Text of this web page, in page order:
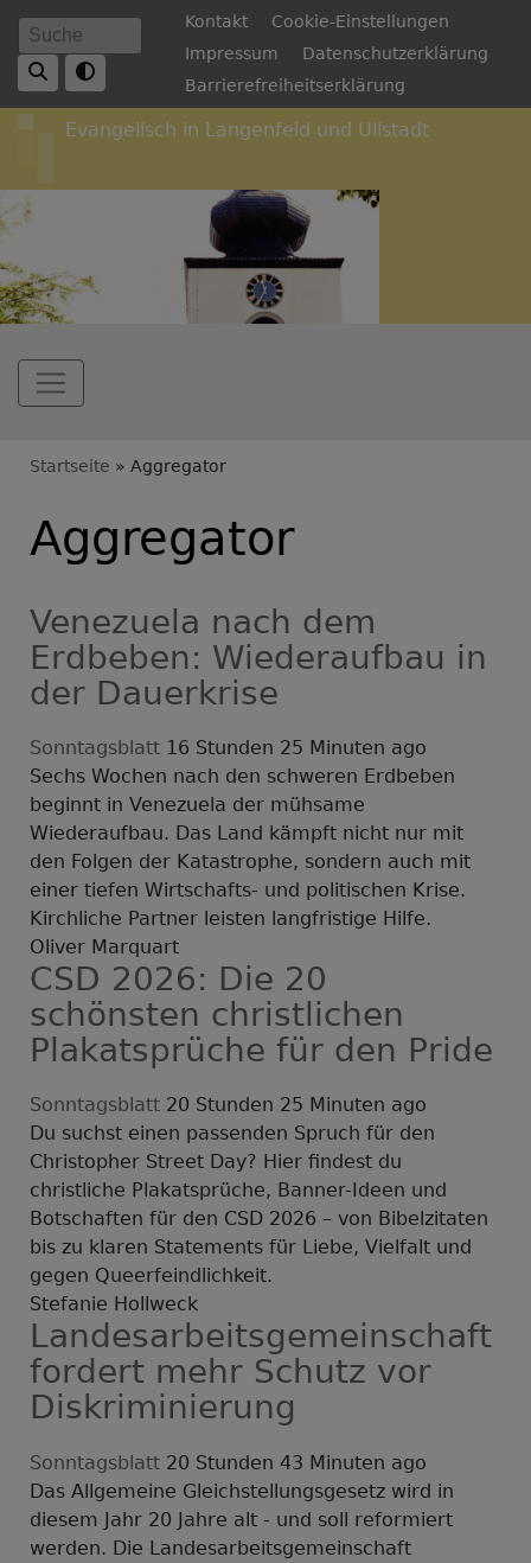
Direkt
zum
Inhalt
Suche Fußbereichsmenü
Kontakt
Cookie-Einstellungen
Impressum
Datenschutzerklärung
Barrierefreiheitserklärung
Evangelisch in Langenfeld und Ullstadt
Hauptnavigation
Breadcrumb
Startseite Aggregator
Aggregator
Venezuela nach dem
Erdbeben: Wiederaufbau in
der Dauerkrise
Sonntagsblatt 16 Stunden 25 Minuten ago
Sechs Wochen nach den schweren Erdbeben
beginnt in Venezuela der mühsame
Wiederaufbau. Das Land kämpft nicht nur mit
den Folgen der Katastrophe, sondern auch mit
einer tiefen Wirtschafts- und politischen Krise.
Kirchliche Partner leisten langfristige Hilfe.
Oliver Marquart
CSD 2026: Die 20
schönsten christlichen
Plakatsprüche für den Pride
Sonntagsblatt 20 Stunden 25 Minuten ago
Du suchst einen passenden Spruch für den
Christopher Street Day? Hier findest du
christliche Plakatsprüche, Banner-Ideen und
Botschaften für den CSD 2026 – von Bibelzitaten
bis zu klaren Statements für Liebe, Vielfalt und
gegen Queerfeindlichkeit.
Stefanie Hollweck
Landesarbeitsgemeinschaft
fordert mehr Schutz vor
Diskriminierung
Sonntagsblatt 20 Stunden 43 Minuten ago
Das Allgemeine Gleichstellungsgesetz wird in
diesem Jahr 20 Jahre alt - und soll reformiert
werden. Die Landesarbeitsgemeinschaft